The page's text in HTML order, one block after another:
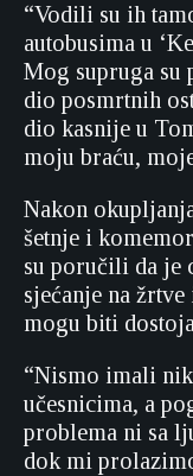
“Vodili su ih
autobusima u
Mog supruga su
dio posmrtnih
dio kasnije u
moju braću,
Nakon
šetnje i
su poručili da je
sjećanje na
mogu biti
“Nismo imali
učesnicima, a
problema ni sa
dok mi